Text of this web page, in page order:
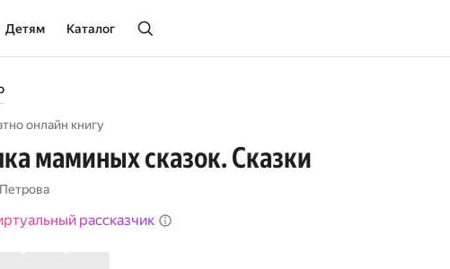
Детям Каталог
онлайн книгу
маминых сказок. Сказки
рассказчик